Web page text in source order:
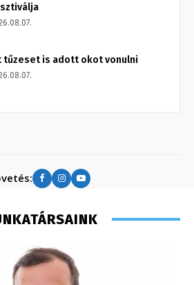
tűzeset is adott okot vonulni